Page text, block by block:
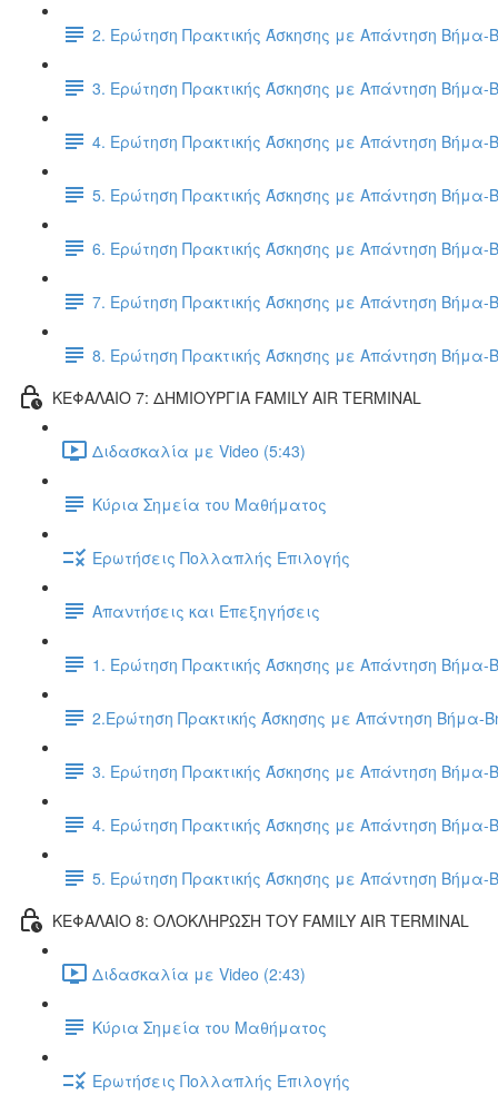
2. Ερώτηση Πρακτικής Άσκησης με Απάντηση Βήμα-
3. Ερώτηση Πρακτικής Άσκησης με Απάντηση Βήμα-
4. Ερώτηση Πρακτικής Άσκησης με Απάντηση Βήμα-
5. Ερώτηση Πρακτικής Άσκησης με Απάντηση Βήμα-
6. Ερώτηση Πρακτικής Άσκησης με Απάντηση Βήμα-
7. Ερώτηση Πρακτικής Άσκησης με Απάντηση Βήμα-
8. Ερώτηση Πρακτικής Άσκησης με Απάντηση Βήμα-
ΚΕΦΑΛΑΙΟ 7: ΔΗΜΙΟΥΡΓΙΑ FAMILY AIR TERMINAL
Διδασκαλία με Video (5:43)
Κύρια Σημεία του Μαθήματος
Ερωτήσεις Πολλαπλής Επιλογής
Απαντήσεις και Επεξηγήσεις
1. Ερώτηση Πρακτικής Άσκησης με Απάντηση Βήμα-
2.Ερώτηση Πρακτικής Άσκησης με Απάντηση Βήμα-
3. Ερώτηση Πρακτικής Άσκησης με Απάντηση Βήμα-
4. Ερώτηση Πρακτικής Άσκησης με Απάντηση Βήμα-
5. Ερώτηση Πρακτικής Άσκησης με Απάντηση Βήμα-
ΚΕΦΑΛΑΙΟ 8: ΟΛΟΚΛΗΡΩΣΗ ΤΟΥ FAMILY AIR TERMINAL
Διδασκαλία με Video (2:43)
Κύρια Σημεία του Μαθήματος
Ερωτήσεις Πολλαπλής Επιλογής